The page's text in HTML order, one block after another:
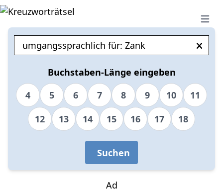
Open
Buchstaben-Länge eingeben
4
5 6 7 8 9 10
11
12
13 14 15 16 17 18
Suchen
Ad